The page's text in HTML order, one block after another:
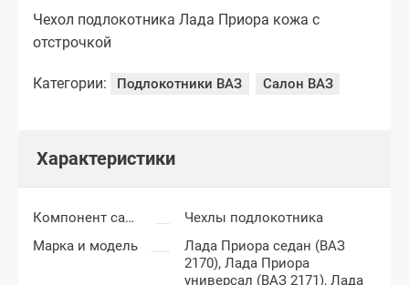
Чехол подлокотника Лада Приора кожа с
отстрочкой
Категории: Подлокотники ВАЗ Салон ВАЗ
Характеристики
Компонент салона
Чехлы подлокотника
Марка и модель
Лада Приора седан (ВАЗ
2170),Лада Приора
универсал (ВАЗ 2171),Лада